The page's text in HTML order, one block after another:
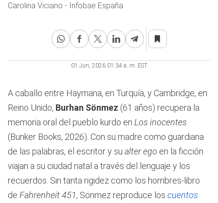
Carolina Viciano - Infobae España
01 Jun, 2026 01:34 a. m. EST
A caballo entre Haymana, en Turquía, y Cambridge, en
Reino Unido, Burhan Sönmez (61 años) recupera la
memoria oral del pueblo kurdo en Los inocentes
(Bunker Books, 2026). Con su madre como guardiana
de las palabras, el escritor y su alter ego en la ficción
viajan a su ciudad natal a través del lenguaje y los
recuerdos. Sin tanta rigidez como los hombres-libro
de Fahrenheit 451, Sönmez reproduce los cuentos